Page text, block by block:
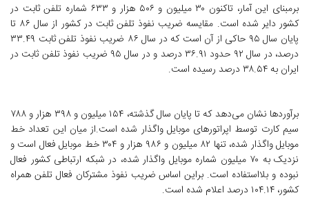
برمبنای این آمار، تاکنون ۳۰ میلیون و ۵۰۶ هزار و ۶۳۳ شماره تلفن ثابت در
کشور دایر شده است. مقایسه ضریب نفوذ تلفن ثابت در کشور از سال ۸۶ تا
پایان سال ۹۵ حاکی از آن است که در سال ۸۶ ضریب نفوذ تلفن ثابت ۳۳.۴۹
درصد، در سال ۹۲ حدود ۳۶.۹۱ درصد و در سال ۹۵ ضریب نفوذ تلفن ثابت در
ایران به ۳۸.۵۴ درصد رسیده است.
برآوردها نشان می‌دهد که تا پایان سال گذشته، ۱۵۴ میلیون و ۳۹۸ هزار و ۷۸۸
سیم کارت توسط اپراتورهای موبایل واگذار شده است.از میان این تعداد خط
موبایل واگذار شده، تنها ۸۲ میلیون و ۹۸۶ هزار و ۳۰۴ خط موبایل فعال است و
نزدیک به ۷۰ میلیون شماره موبایل واگذار شده، در شبکه ارتباطی کشور فعال
نبوده و بلااستفاده است. براین اساس ضریب نفوذ مشترکان فعال تلفن همراه
کشور، ۱۰۴.۱۴ درصد اعلام شده است.